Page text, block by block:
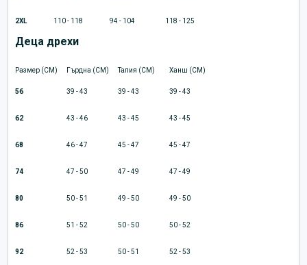
2XL 110 - 118 94 - 104 118 - 125
Деца дрехи
Размер (CM) Гърдна (CM) Талия (CM) Ханш (CM)
56 39 - 43 39 - 43 39 - 43
62 43 - 46 43 - 45 43 - 45
68 46 - 47 45 - 47 45 - 47
74 47 - 50 47 - 49 47 - 49
80 50 - 51 49 - 50 49 - 50
86 51 - 52 50 - 50 50 - 52
92 52 - 53 50 - 51 52 - 53